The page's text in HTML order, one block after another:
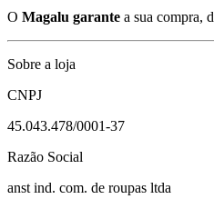
O Magalu garante a sua compra,
Sobre a loja
CNPJ
45.043.478/0001-37
Razão Social
anst ind. com. de roupas ltda